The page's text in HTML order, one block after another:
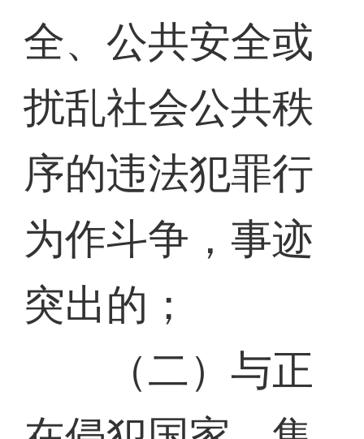
全、公共安全或
扰乱社会公共秩
序的违法犯罪行
为作斗争，事迹
突出的；
（二）与正